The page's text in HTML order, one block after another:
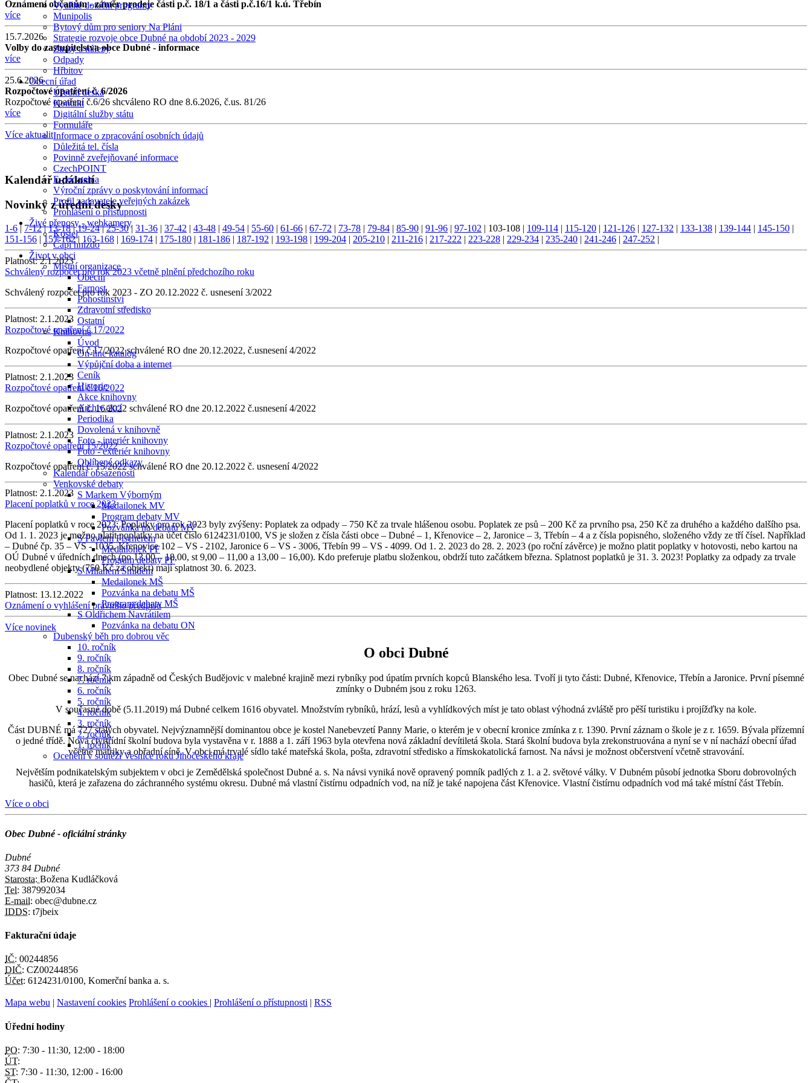
Využité dotační programy
Munipolis
Bytový dům pro seniory Na Pláni
Strategie rozvoje obce Dubné na období 2023 - 2029
Ztráty a nálezy
Odpady
Hřbitov
Obecní úřad
Úřední deska
Kontakt
Digitální služby státu
Formuláře
Informace o zpracování osobních údajů
Důležitá tel. čísla
Povinně zveřejňované informace
CzechPOINT
E-podatelna
Výroční zprávy o poskytování informací
Profil zadavatele veřejných zakázek
Prohlášení o přístupnosti
Živé přenosy - webkamery
Kostel
Čapí hnízdo
Život v obci
Místní organizace
Obecní
Farnost
Pohostinství
Zdravotní středisko
Ostatní
Knihovna
Úvod
On-line katalog
Výpůjční doba a internet
Ceník
Historie
Akce knihovny
Archiv akcí
Periodika
Dovolená v knihovně
Foto - interiér knihovny
Foto - exteriér knihovny
Oblíbené odkazy
Kalendář obsazenosti
Venkovské debaty
S Markem Výborným
Medailonek MV
Program debaty MV
Pozvánka na debatu MV
S Pavlem Fischerem
Medailonek PF
Program debaty PF
S Milanem Šmídem
Medailonek MŠ
Pozvánka na debatu MŠ
Program debaty MŠ
S Oldřichem Navrátilem
Pozvánka na debatu ON
Dubenský běh pro dobrou věc
10. ročník
9. ročník
8. ročník
7. ročník
6. ročník
5. ročník
4. ročník
3. ročník
2. ročník
1. ročník
Ocenění v soutěži Vesnice roku Jihočeského kraje
Oznámení občanům - záměr prodeje části p.č. 18/1 a části p.č.16/1 k.ú. Třebín
více
15.7.2026
Volby do zastupitelstva obce Dubné - informace
více
25.6.2026
Rozpočtové opatření č. 6/2026
Rozpočtové opatření č.6/26 shcváleno RO dne 8.6.2026, č.us. 81/26
více
Více aktualit
Kalendář událostí
Novinky z úřední desky
1-6| 7-12|13-18|19-24|25-30| 31-36 | 37-42 | 43-48 | 49-54 | 55-60 | 61-66 | 67-72 | 73-78 | 79-84 | 85-90 | 91-96 | 97-102 | 103-108 | 109-114 | 115-120 | 121-126 | 127-132 | 133-138 | 139-144 | 145-150 |
151-156 | 157-162| 163-168 | 169-174 | 175-180 | 181-186 | 187-192 | 193-198 | 199-204 | 205-210 | 211-216 | 217-222 | 223-228 | 229-234 | 235-240 | 241-246 | 247-252 |
Platnost:2.1.2023
Schválený rozpočet pro rok 2023 včetně plnění předchozího roku
Schválený rozpočet pro rok 2023 - ZO 20.12.2022 č. usnesení 3/2022
Platnost: 2.1.2023
Rozpočtové opatření č.17/2022
Rozpočtové opatření č.17/2022 schválené RO dne 20.12.2022, č.usnesení 4/2022
Platnost: 2.1.2023
Rozpočtové opatření č.16/2022
Rozpočtové opatření č. 16/2022 schválené RO dne 20.12.2022 č.usnesení 4/2022
Platnost: 2.1.2023
Rozpočtové opatření 15/2022
Rozpočtové opatření č. 15/2022 schválené RO dne 20.12.2022 č. usnesení 4/2022
Platnost: 2.1.2023
Placení poplatků v roce 2023
Placení poplatků v roce 2023: Poplatky pro rok 2023 byly zvýšeny: Poplatek za odpady – 750 Kč za trvale hlášenou osobu. Poplatek ze psů – 200 Kč za prvního psa, 250 Kč za druhého a každého dalšího psa.
Od 1. 1. 2023 je možno platit poplatky na účet číslo 6124231/0100, VS je složen z čísla části obce – Dubné – 1, Křenovice – 2, Jaronice – 3, Třebín – 4 a z čísla popisného, složeného vždy ze tří čísel. Například
– Dubné čp. 35 – VS - 1035, Křenovice 102 – VS - 2102, Jaronice 6 – VS - 3006, Třebín 99 – VS - 4099. Od 1. 2. 2023 do 28. 2. 2023 (po roční závěrce) je možno platit poplatky v hotovosti, nebo kartou na
OÚ Dubné v úředních dnech (po 13,00 – 18,00, st 9,00 – 11,00 a 13,00 – 16,00). Kdo preferuje platbu složenkou, obdrží tuto začátkem března. Splatnost poplatků je 31. 3. 2023! Poplatky za odpady za trvale
neobydlené objekty (750 Kč za objekt) mají splatnost 30. 6. 2023.
Platnost: 13.12.2022
Oznámení o vyhlášení právního předpisu
Více novinek
O obci Dubné
Obec Dubné se nachází 7 km západně od Českých Budějovic v malebné krajině mezi rybníky pod úpatím prvních kopců Blanského lesa. Tvoří ji tyto části: Dubné, Křenovice, Třebín a Jaronice. První písemné
zmínky o Dubném jsou z roku 1263.
V současné době (5.11.2019) má Dubné celkem 1616 obyvatel. Množstvím rybníků, hrází, lesů a vyhlídkových míst je tato oblast výhodná zvláště pro pěší turistiku i projížďky na kole.
Část DUBNÉ má 727 stálých obyvatel. Nejvýznamnější dominantou obce je kostel Nanebevzetí Panny Marie, o kterém je v obecní kronice zmínka z r. 1390. První záznam o škole je z r. 1659. Bývala přízemní
o jedné třídě. Nová čtyřtřídní školní budova byla vystavěna v r. 1888 a 1. září 1963 byla otevřena nová základní devítiletá škola. Stará školní budova byla zrekonstruována a nyní se v ní nachází obecní úřad
včetně matriky a obřadní síně. V obci má trvalé sídlo také mateřská škola, pošta, zdravotní středisko a římskokatolická farnost. Na návsi je možnost občerstvení včetně stravování.
Největším podnikatelským subjektem v obci je Zemědělská společnost Dubné a. s. Na návsi vyniká nově opravený pomník padlých z 1. a 2. světové války. V Dubném působí jednotka Sboru dobrovolných
hasičů, která je zařazena do záchranného systému okresu. Dubné má vlastní čistírnu odpadních vod, na níž je také napojena část Křenovice. Vlastní čistírnu odpadních vod má také místní část Třebín.
Více o obci
Obec Dubné - oficiální stránky
Dubné
373 84 Dubné
Starosta: Božena Kudláčková
Tel: 387992034
E-mail: obec@dubne.cz
IDDS: t7jbeix
Fakturační údaje
IČ: 00244856
DIČ: CZ00244856
Účet: 6124231/0100, Komerční banka a. s.
Mapa webu Nastavení cookies Prohlášení o cookies Prohlášení o přístupnosti RSS
Úřední hodiny
PO: 7:30 - 11:30, 12:00 - 18:00
ÚT:
ST: 7:30 - 11:30, 12:00 - 16:00